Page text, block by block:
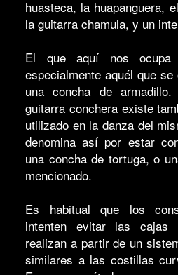
huasteca, la huapanguera,
la guitarra chamula, y un
El que aquí nos
especialmente aquél que
una concha de
guitarra conchera existe
utilizado en la danza del
denomina así por estar
una concha de tortuga, o
mencionado.
Es habitual que los
intenten evitar las cajas
realizan a partir de un
similares a las costillas